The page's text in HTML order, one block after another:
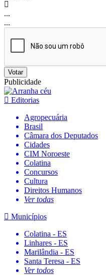
...
...
Votar
Publicidade
Editorias
Agropecuária
Brasil
Câmara dos Deputados
Cidades
CIM Noroeste
Colatina
Concursos
Cultura
Direitos Humanos
Ver todas
Municípios
Colatina - ES
Linhares - ES
Marilândia - ES
Santa Teresa - ES
Ver todos